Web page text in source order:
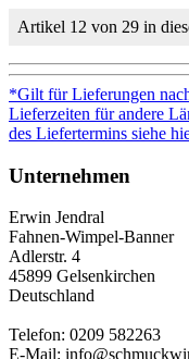
Artikel 12 von 29 in
*Gilt für Lieferungen
Lieferzeiten für andere
des Liefertermins siehe
Unternehmen
Erwin Jendral
Fahnen-Wimpel-Banner
Adlerstr. 4
45899 Gelsenkirchen
Deutschland
Telefon: 0209 582263
E-Mail: